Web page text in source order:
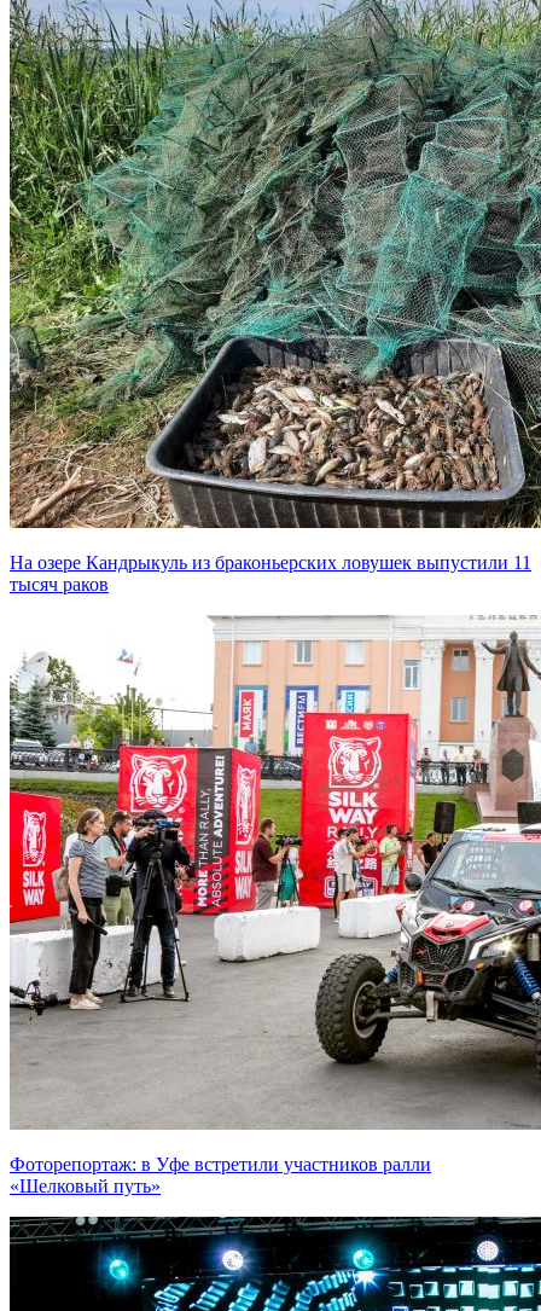
На озере Кандрыкуль из браконьерских ловушек выпустили 11
тысяч раков
Фоторепортаж: в Уфе встретили участников ралли
«Шелковый путь»